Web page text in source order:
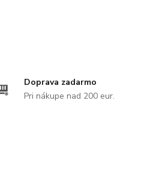
Doprava zadarmo
Pri nákupe nad 200 eur.